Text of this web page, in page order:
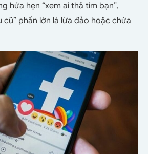
hứa hẹn “xem ai thả tim bạn”,
cũ” phần lớn là lừa đảo hoặc chứa